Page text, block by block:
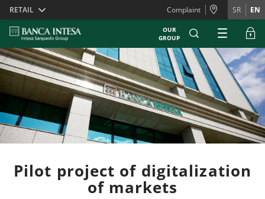
Skiplinks
RETAIL Complaint SR EN
OUR
GROUP
Pilot project of digitalization
of markets